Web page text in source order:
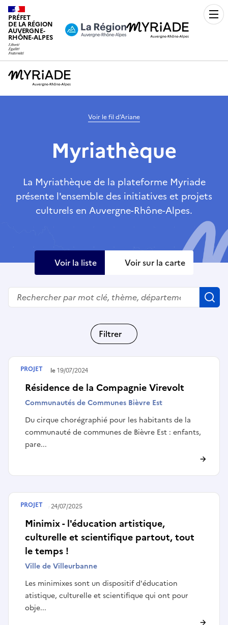
PRÉFET
DE LA RÉGION
AUVERGNE-
RHÔNE-ALPES
Voir le fil d’Ariane
Myriathèque
La Myriathèque de la plateforme Myriade
présente l'ensemble des initiatives et projets
culturels en Auvergne-Rhône-Alpes.
Voir la liste Voir sur la carte
Rechercher
Filtrer
Résidence de la Compagnie Virevolt
Communautés de Communes Bièvre Est
Du cirque chorégraphié pour les habitants de la
communauté de communes de Bièvre Est : enfants,
pare...
Terminé le19/07/2024
PROJET
Minimix - l'éducation artistique,
culturelle et scientifique partout, tout
le temps !
Ville de Villeurbanne
Les minimixes sont un dispositif d'éducation
atistique, culturelle et scientifique qui ont pour
obje...
Publié le24/07/2025
PROJET